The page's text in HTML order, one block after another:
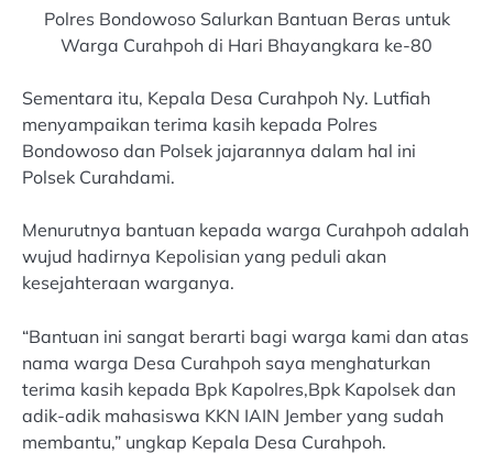
Polres Bondowoso Salurkan Bantuan Beras untuk
Warga Curahpoh di Hari Bhayangkara ke-80
Sementara itu, Kepala Desa Curahpoh Ny. Lutfiah
menyampaikan terima kasih kepada Polres
Bondowoso dan Polsek jajarannya dalam hal ini
Polsek Curahdami.
Menurutnya bantuan kepada warga Curahpoh adalah
wujud hadirnya Kepolisian yang peduli akan
kesejahteraan warganya.
“Bantuan ini sangat berarti bagi warga kami dan atas
nama warga Desa Curahpoh saya menghaturkan
terima kasih kepada Bpk Kapolres,Bpk Kapolsek dan
adik-adik mahasiswa KKN IAIN Jember yang sudah
membantu,” ungkap Kepala Desa Curahpoh.